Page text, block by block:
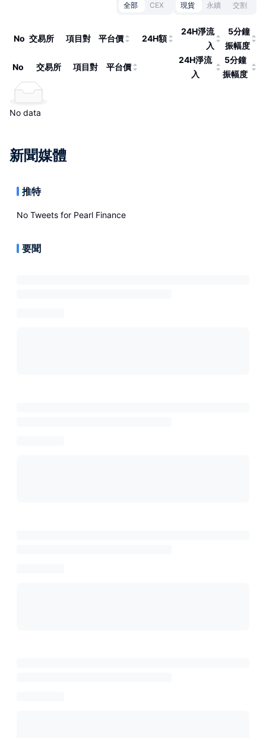
全部 CEX 現貨 永續 交割
No 交易所 項目對 平台價 24H額
24H淨流
入
5分鐘
振幅度
No 交易所 項目對 平台價
24H淨流
入
5分鐘
振幅度
No data
新聞媒體
推特
No Tweets for Pearl Finance
要聞